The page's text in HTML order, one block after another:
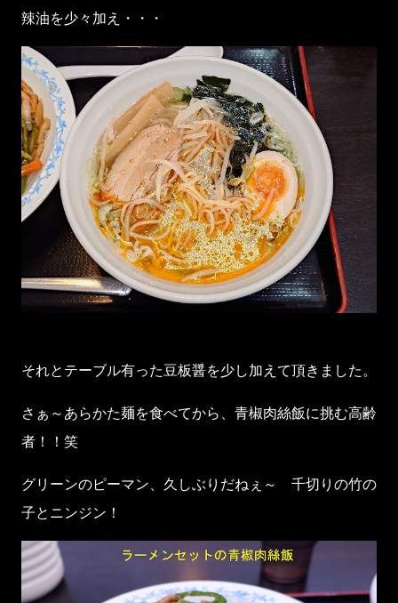
辣油を少々加え・・・
それとテーブル有った豆板醤を少し加えて頂きました。
さぁ～あらかた麺を食べてから、青椒肉絲飯に挑む高齢
者！！笑
グリーンのピーマン、久しぶりだねぇ～ 千切りの竹の
子とニンジン！